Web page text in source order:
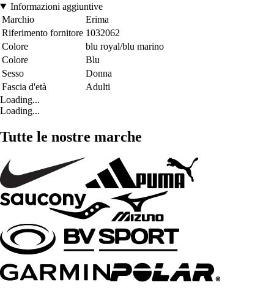
Informazioni aggiuntive
Marchio
Erima
Riferimento fornitore 1032062
Colore
blu royal/blu marino
Colore
Blu
Sesso
Donna
Fascia d'età
Adulti
Loading...
Loading...
Tutte le nostre marche